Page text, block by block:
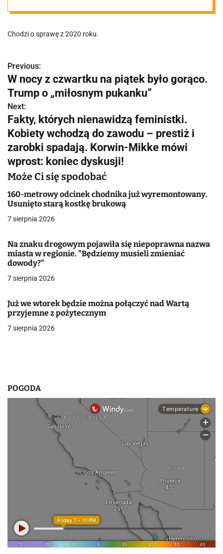
decyzji
Trybunału
Konstytucyjneg
o w sprawie
aborcji. Sąd
utrzymał
wyrok w mocy
Chodzi o sprawę z 2020 roku.
N
a
w
i
g
a
c
j
a
w
p
i
u
Previous:
W nocy z czwartku na piątek było gorąco.
Trump o „miłosnym pukanku”
Next:
Fakty, których nienawidzą feministki.
Kobiety wchodzą do zawodu – prestiż i
zarobki spadają. Korwin-Mikke mówi
wprost: koniec dyskusji!
Może Ci się spodobać
160-metrowy odcinek chodnika już wyremontowany.
Usunięto starą kostkę brukową
7 sierpnia 2026
Na znaku drogowym pojawiła się niepoprawna nazwa
miasta w regionie. "Będziemy musieli zmieniać
dowody?"
7 sierpnia 2026
Już we wtorek będzie można połączyć nad Wartą
przyjemne z pożytecznym
7 sierpnia 2026
POGODA